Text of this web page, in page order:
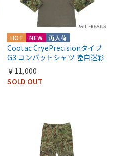
HOT NEW 再入荷
Cootac CryePrecisionタイプ
G3 コンバットシャツ 陸自迷彩
￥11,000
SOLD OUT